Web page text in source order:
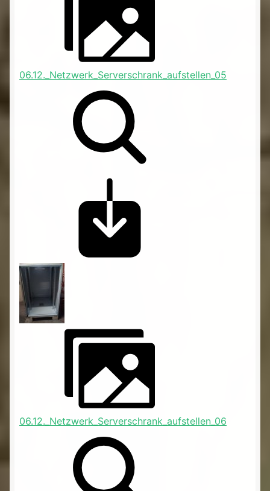
06.12._Netzwerk_Serverschrank_aufstellen_05
06.12._Netzwerk_Serverschrank_aufstellen_06